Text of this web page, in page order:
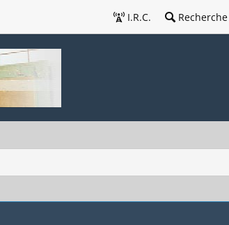
I.R.C. Recherche